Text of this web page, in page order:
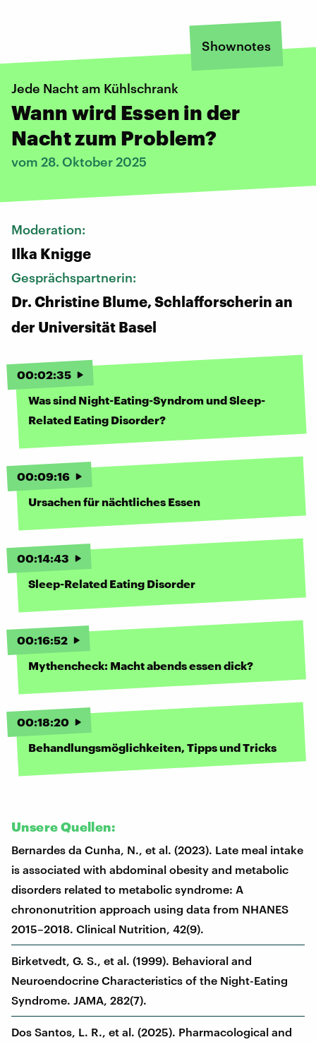
Shownotes
Jede Nacht am Kühlschrank
Wann wird Essen in der
Nacht zum Problem?
vom 28. Oktober 2025
Moderation:
Ilka Knigge
Gesprächspartnerin:
Dr. Christine Blume, Schlafforscherin an
der Universität Basel
00:02:35
Was sind Night-Eating-Syndrom und Sleep-
Related Eating Disorder?
00:09:16
Ursachen für nächtliches Essen
00:14:43
Sleep-Related Eating Disorder
00:16:52
Mythencheck: Macht abends essen dick?
00:18:20
Behandlungsmöglichkeiten, Tipps und Tricks
Unsere Quellen:
Bernardes da Cunha, N., et al. (2023). Late meal intake
is associated with abdominal obesity and metabolic
disorders related to metabolic syndrome: A
chrononutrition approach using data from NHANES
2015–2018. Clinical Nutrition, 42(9).
Birketvedt, G. S., et al. (1999). Behavioral and
Neuroendocrine Characteristics of the Night-Eating
Syndrome. JAMA, 282(7).
Dos Santos, L. R., et al. (2025). Pharmacological and